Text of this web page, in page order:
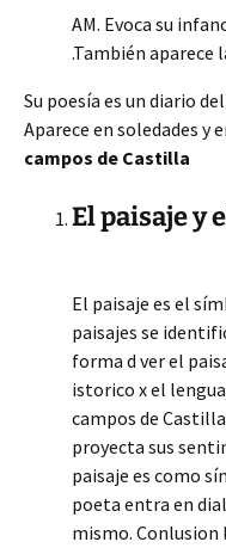
AM. Evoca su
.También
Su poesía es un diario
Aparece en soledades y
campos de Castilla
El paisaje y
El paisaje es el
paisajes se
forma d ver el
istorico x el
campos de
proyecta sus
paisaje es como
poeta entra en
mismo.